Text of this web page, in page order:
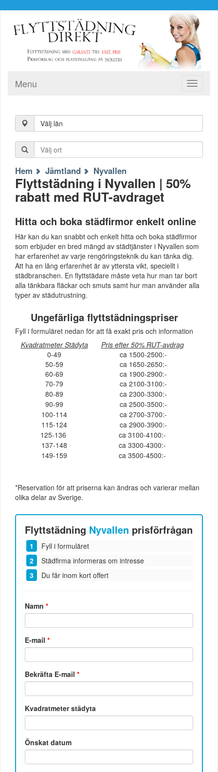
Toggle
Menu
Välj län
Hem Jämtland Nyvallen
Flyttstädning i Nyvallen | 50%
rabatt med RUT-avdraget
Hitta och boka städfirmor enkelt online
Här kan du kan snabbt och enkelt hitta och boka städfirmor
som erbjuder en bred mängd av städtjänster i Nyvallen som
har erfarenhet av varje rengöringsteknik du kan tänka dig.
Att ha en lång erfarenhet är av yttersta vikt, speciellt i
städbranschen. En flyttstädare måste veta hur man tar bort
alla tänkbara fläckar och smuts samt hur man använder alla
typer av städutrustning.
Ungefärliga flyttstädningspriser
Fyll i formuläret nedan för att få exakt pris och information
Kvadratmeter Städyta
Pris efter 50% RUT-avdrag
0-49
ca 1500-2500:-
50-59
ca 1650-2650:-
60-69
ca 1900-2900:-
70-79
ca 2100-3100:-
80-89
ca 2300-3300:-
90-99
ca 2500-3500:-
100-114
ca 2700-3700:-
115-124
ca 2900-3900:-
125-136
ca 3100-4100:-
137-148
ca 3300-4300:-
149-159
ca 3500-4500:-
*Reservation för att priserna kan ändras och varierar mellan
olika delar av Sverige.
Flyttstädning Nyvallen prisförfrågan
Fyll i formuläret
Städfirma informeras om intresse
Du får inom kort offert
Namn*
E-mail*
Bekräfta E-mail*
Kvadratmeter städyta
Önskat datum